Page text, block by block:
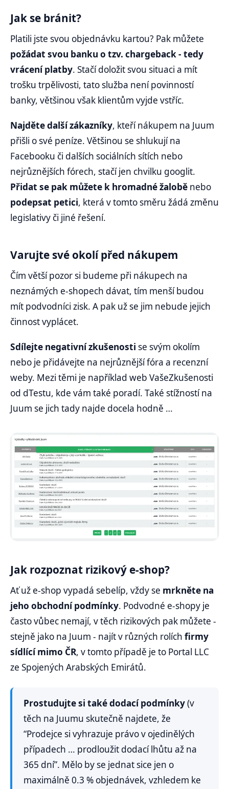
Jak se bránit?
Platili jste svou objednávku kartou? Pak můžete
požádat svou banku o tzv. chargeback - tedy
vrácení platby. Stačí doložit svou situaci a mít
trošku trpělivosti, tato služba není povinností
banky, většinou však klientům vyjde vstříc.
Najděte další zákazníky, kteří nákupem na Juum
přišli o své peníze. Většinou se shlukují na
Facebooku či dalších sociálních sítích nebo
nejrůznějších fórech, stačí jen chvilku googlit.
Přidat se pak můžete k hromadné žalobě nebo
podepsat petici, která v tomto směru žádá změnu
legislativy či jiné řešení.
Varujte své okolí před nákupem
Čím větší pozor si budeme při nákupech na
neznámých e-shopech dávat, tím menší budou
mít podvodníci zisk. A pak už se jim nebude jejich
činnost vyplácet.
Sdílejte negativní zkušenosti se svým okolím
nebo je přidávejte na nejrůznější fóra a recenzní
weby. Mezi těmi je například web VašeZkušenosti
od dTestu, kde vám také poradí. Také stížností na
Juum se jich tady najde docela hodně …
Jak rozpoznat rizikový e-shop?
Ať už e-shop vypadá sebelíp, vždy se mrkněte na
jeho obchodní podmínky. Podvodné e-shopy je
často vůbec nemají, v těch rizikových pak můžete -
stejně jako na Juum - najít v různých rolích firmy
sídlící mimo ČR, v tomto případě je to Portal LLC
ze Spojených Arabských Emirátů.
Prostudujte si také dodací podmínky(v
těch na Juumu skutečně najdete, že
“Prodejce si vyhrazuje právo v ojedinělých
případech … prodloužit dodací lhůtu až na
365 dní”. Mělo by se jednat sice jen o
maximálně 0.3 % objednávek, vzhledem ke